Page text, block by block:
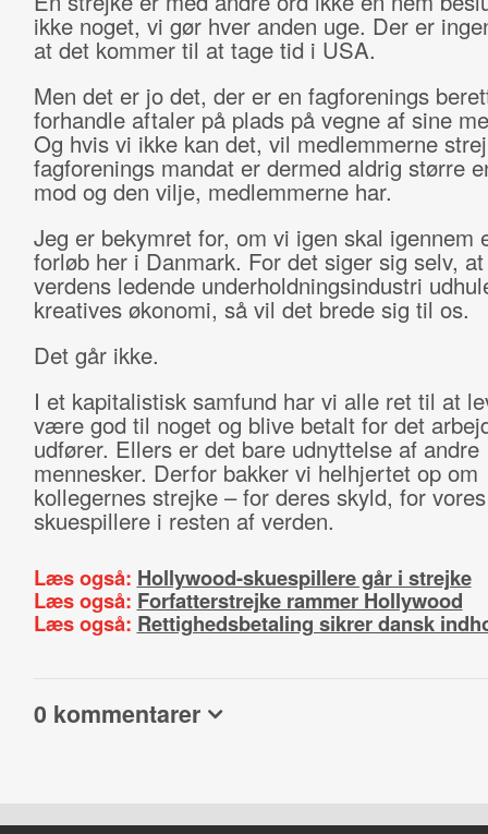
ikke noget, vi gør hver anden uge. Der er
at det kommer til at tage tid i USA.
Men det er jo det, der er en fagforenings
forhandle aftaler på plads på vegne af sine
Og hvis vi ikke kan det, vil medlemmerne
fagforenings mandat er dermed aldrig større
mod og den vilje, medlemmerne har.
Jeg er bekymret for, om vi igen skal igennem
forløb her i Danmark. For det siger sig selv,
verdens ledende underholdningsindustri
kreatives økonomi, så vil det brede sig til os.
Det går ikke.
I et kapitalistisk samfund har vi alle ret til at
være god til noget og blive betalt for det
udfører. Ellers er det bare udnyttelse af andre
mennesker. Derfor bakker vi helhjertet op om
kollegernes strejke – for deres skyld, for
skuespillere i resten af verden.
Læs også: Hollywood-skuespillere går i strejke
Læs også: Forfatterstrejke rammer Hollywood
Læs også: Rettighedsbetaling sikrer dansk
0 kommentarer